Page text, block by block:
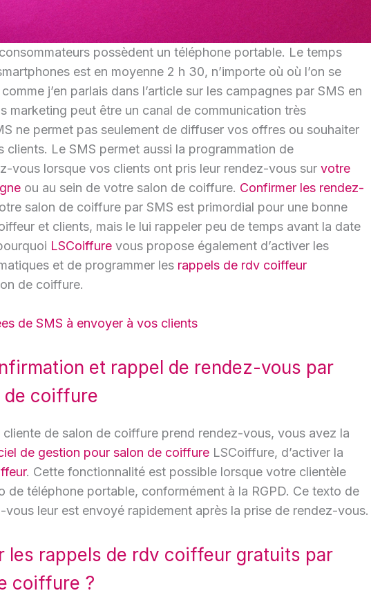
possèdent un téléphone portable. Le temps
est en moyenne 2 h 30, n’importe où où l’on se
j’en parlais dans l’article sur les campagnes par SMS en
marketing peut être un canal de communication très
ne permet pas seulement de diffuser vos offres ou souhaiter
clients. Le SMS permet aussi la programmation de
vous lorsque vos clients ont pris leur rendez-vous sur votre
ou au sein de votre salon de coiffure. Confirmer les rendez-
salon de coiffure par SMS est primordial pour une bonne
et clients, mais le lui rappeler peu de temps avant la date
LSCoiffure vous propose également d’activer les
et de programmer les rappels de rdv coiffeur
de coiffure.
de SMS à envoyer à vos clients
et rappel de rendez-vous par
de coiffure
de salon de coiffure prend rendez-vous, vous avez la
de gestion pour salon de coiffure LSCoiffure, d’activer la
. Cette fonctionnalité est possible lorsque votre clientèle
de téléphone portable, conformément à la RGPD. Ce texto de
leur est envoyé rapidement après la prise de rendez-vous.
les rappels de rdv coiffeur gratuits par
coiffure ?